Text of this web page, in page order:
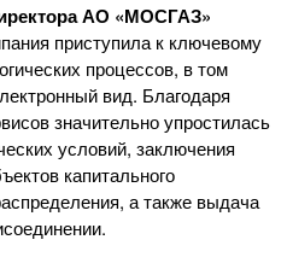
АО «МОСГАЗ»
приступила к ключевому
процессов, в том
вид. Благодаря
значительно упростилась
условий, заключения
капитального
а также выдача